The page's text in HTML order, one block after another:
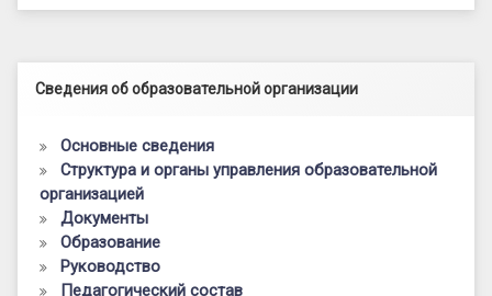
Левый сайдбар
Сведения об образовательной организации
Основные сведения
Структура и органы управления образовательной
организацией
Документы
Образование
Руководство
Педагогический состав